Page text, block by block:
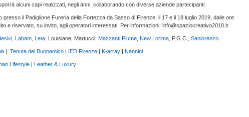
alcuni capi realizzati, negli anni, collaborando con diverse aziende partecipanti.
presso il Padiglione Fureria della Fortezza da Basso di Firenze, il 17 e il 18 luglio 2019, dalle ore
e riservato, su invito, agli operatori interessati. Per informazioni: info@spaziocreativo2018.it
Labam Leta , Louisiane, Martucci, Mazzanti Piume New Lorima , P.G.C., Sanlorenzo
| Tenuta del Buonamico | IED Firenze | K-array | Nannini
Lifestyle | Leather & Luxury